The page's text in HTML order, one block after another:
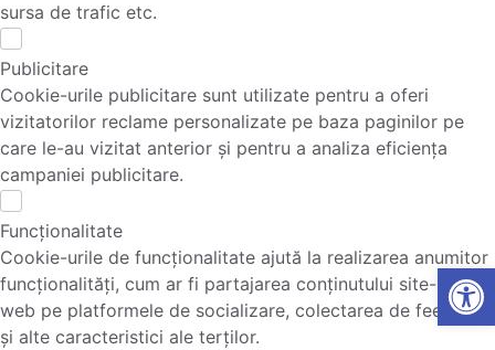
sursa de trafic etc.
Publicitare
Cookie-urile publicitare sunt utilizate pentru a oferi
vizitatorilor reclame personalizate pe baza paginilor pe
care le-au vizitat anterior și pentru a analiza eficiența
campaniei publicitare.
Funcționalitate
Cookie-urile de funcționalitate ajută la realizarea anumitor
funcționalități, cum ar fi partajarea conținutului site-ului
web pe platformele de socializare, colectarea de feedback
și alte caracteristici ale terților.